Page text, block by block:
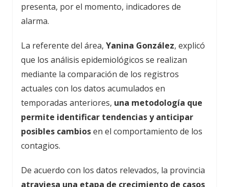
presenta, por el momento, indicadores de
alarma.
La referente del área, Yanina González, explicó
que los análisis epidemiológicos se realizan
mediante la comparación de los registros
actuales con los datos acumulados en
temporadas anteriores, una metodología que
permite identificar tendencias y anticipar
posibles cambiosen el comportamiento de los
contagios.
De acuerdo con los datos relevados, la provincia
atraviesa una etapa de crecimiento de casos